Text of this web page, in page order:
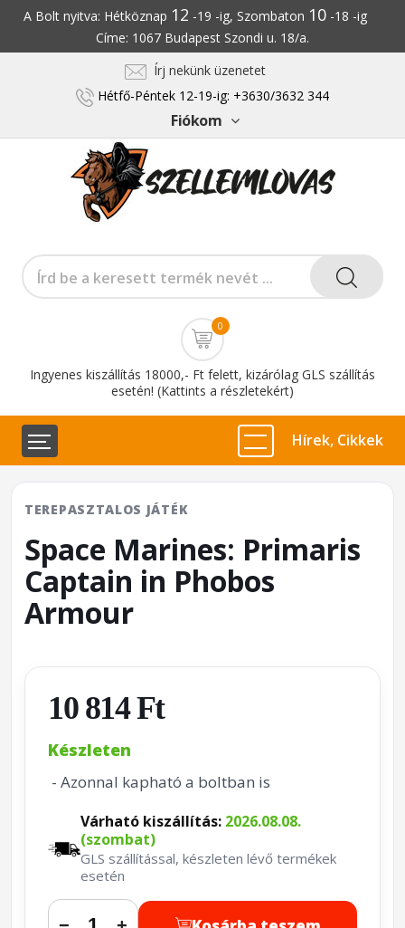
A Bolt nyitva: Hétköznap 12 -19 -ig, Szombaton 10-18 -ig
Címe: 1067 Budapest Szondi u. 18/a.
Írj nekünk üzenetet
Hétfő-Péntek 12-19-ig: +3630/3632 344
Fiókom
0
Ingyenes kiszállítás 18000,- Ft felett, kizárólag GLS szállítás
esetén! (Kattints a részletekért)
Hírek, Cikkek
TEREPASZTALOS JÁTÉK
Space Marines: Primaris
Captain in Phobos
Armour
10 814 Ft
Készleten
- Azonnal kapható a boltban is
Várható kiszállítás: 2026.08.08.
(szombat)
GLS szállítással, készleten lévő termékek
esetén